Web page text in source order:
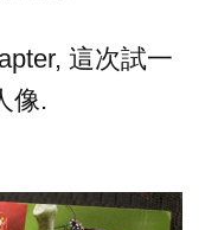
這次試一
像.